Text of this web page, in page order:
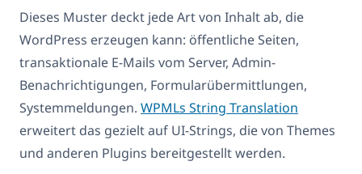
Dieses Muster deckt jede Art von Inhalt ab, die
WordPress erzeugen kann: öffentliche Seiten,
transaktionale E-Mails vom Server, Admin-
Benachrichtigungen, Formularübermittlungen,
Systemmeldungen. WPMLs String Translation
erweitert das gezielt auf UI-Strings, die von Themes
und anderen Plugins bereitgestellt werden.